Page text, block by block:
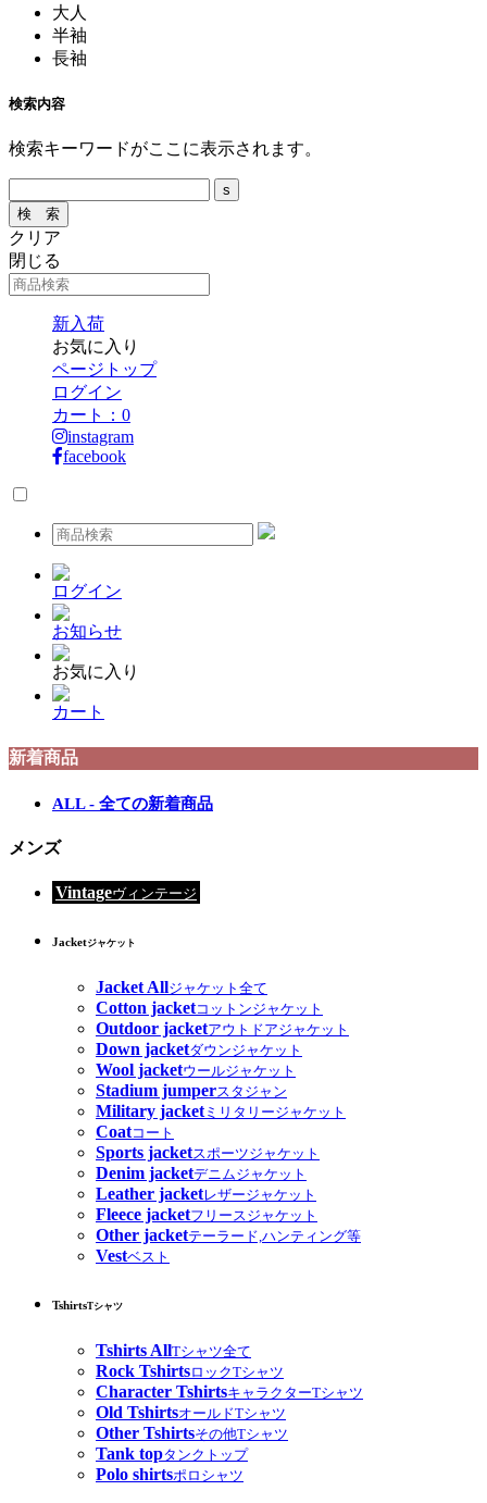
大人
半袖
長袖
検索内容
検索キーワードがここに表示されます。
クリア
閉じる
新入荷
お気に入り
ページトップ
ログイン
カート： 0
instagram
facebook
ログイン
お知らせ
お気に入り
カート
新着商品
ALL - 全ての新着商品
メンズ
Vintageヴィンテージ
Jacketジャケット
Jacket Allジャケット全て
Cotton jacketコットンジャケット
Outdoor jacketアウトドアジャケット
Down jacketダウンジャケット
Wool jacketウールジャケット
Stadium jumperスタジャン
Military jacketミリタリージャケット
Coatコート
Sports jacketスポーツジャケット
Denim jacketデニムジャケット
Leather jacketレザージャケット
Fleece jacketフリースジャケット
Other jacketテーラード,ハンティング等
Vestベスト
TshirtsTシャツ
Tshirts AllTシャツ全て
Rock TshirtsロックTシャツ
Character TshirtsキャラクターTシャツ
Old TshirtsオールドTシャツ
Other Tshirtsその他Tシャツ
Tank topタンクトップ
Polo shirtsポロシャツ